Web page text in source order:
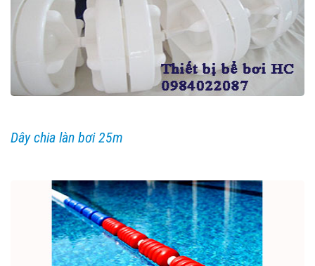
Dây chia làn bơi 25m